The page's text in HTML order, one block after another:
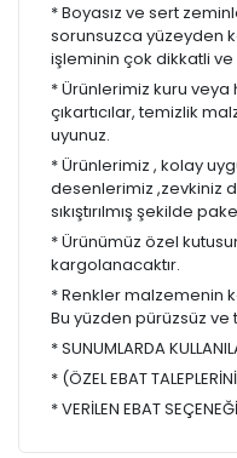
* Boyasız ve sert
sorunsuzca yüzeyden
işleminin çok dikkatli ve
* Ürünlerimiz kuru
çıkartıcılar, temizlik
uyunuz.
* Ürünlerimiz , kolay
desenlerimiz ,zevkiniz
sıkıştırılmış şekilde
* Ürünümüz özel
kargolanacaktır.
* Renkler malzemenin
Bu yüzden pürüzsüz ve
* SUNUMLARDA
* (ÖZEL EBAT
* VERİLEN EBAT